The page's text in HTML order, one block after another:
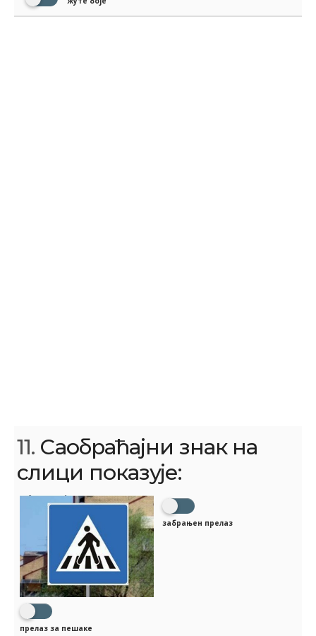
11. Саобраћајни знак на
слици показује:
прелаз за пешаке
забрањен прелаз